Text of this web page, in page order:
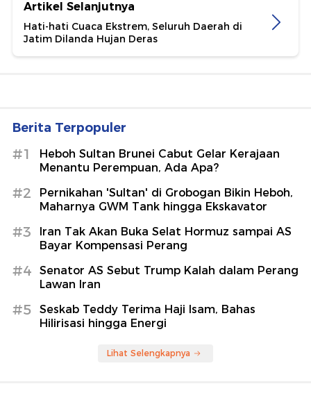
Artikel Selanjutnya
Hati-hati Cuaca Ekstrem, Seluruh Daerah di
Jatim Dilanda Hujan Deras
Berita Terpopuler
#1
Heboh Sultan Brunei Cabut Gelar Kerajaan
Menantu Perempuan, Ada Apa?
#2
Pernikahan 'Sultan' di Grobogan Bikin Heboh,
Maharnya GWM Tank hingga Ekskavator
#3
Iran Tak Akan Buka Selat Hormuz sampai AS
Bayar Kompensasi Perang
#4
Senator AS Sebut Trump Kalah dalam Perang
Lawan Iran
#5
Seskab Teddy Terima Haji Isam, Bahas
Hilirisasi hingga Energi
Lihat Selengkapnya